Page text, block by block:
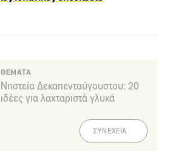
ΘΕΜΑΤΑ
Νηστεία Δεκαπενταύγουστου: 20
ιδέες για λαχταριστά γλυκά
ΣΥΝΕΧΕΙΑ